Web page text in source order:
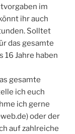
im
ihr auch
Solltet
das gesamte
Jahre haben
gesamte
ich euch
ich gerne
oder der
auf zahlreiche